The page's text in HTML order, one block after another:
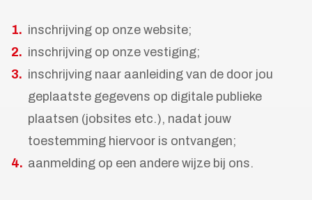
inschrijving op onze website;
inschrijving op onze vestiging;
inschrijving naar aanleiding van de door jou
geplaatste gegevens op digitale publieke
plaatsen (jobsites etc.), nadat jouw
toestemming hiervoor is ontvangen;
aanmelding op een andere wijze bij ons.